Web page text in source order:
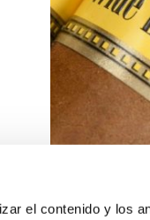
el contenido y los